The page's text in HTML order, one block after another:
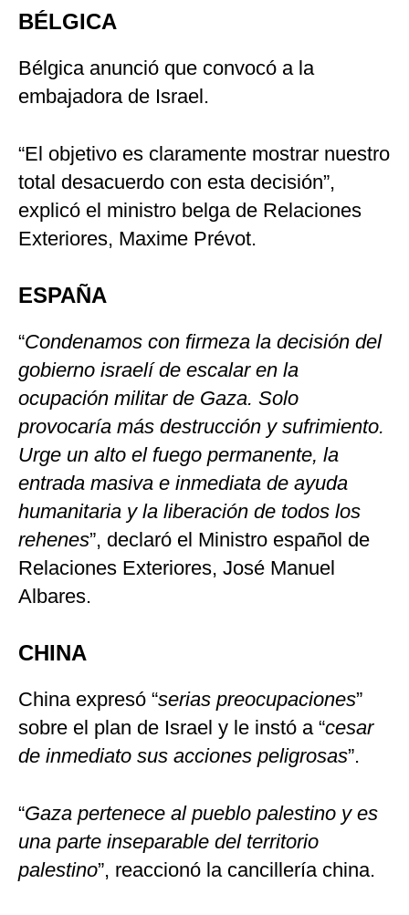
BÉLGICA
Bélgica anunció que convocó a la
embajadora de Israel.
“El objetivo es claramente mostrar nuestro
total desacuerdo con esta decisión”,
explicó el ministro belga de Relaciones
Exteriores, Maxime Prévot.
ESPAÑA
“Condenamos con firmeza la decisión del
gobierno israelí de escalar en la
ocupación militar de Gaza. Solo
provocaría más destrucción y sufrimiento.
Urge un alto el fuego permanente, la
entrada masiva e inmediata de ayuda
humanitaria y la liberación de todos los
rehenes”, declaró el Ministro español de
Relaciones Exteriores, José Manuel
Albares.
CHINA
China expresó “serias preocupaciones”
sobre el plan de Israel y le instó a “cesar
de inmediato sus acciones peligrosas”.
“Gaza pertenece al pueblo palestino y es
una parte inseparable del territorio
palestino”, reaccionó la cancillería china.